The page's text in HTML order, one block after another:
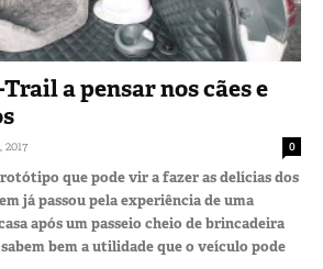
a pensar nos cães e
0
que pode vir a fazer as delícias dos
já passou pela experiência de uma
após um passeio cheio de brincadeira
bem a utilidade que o veículo pode